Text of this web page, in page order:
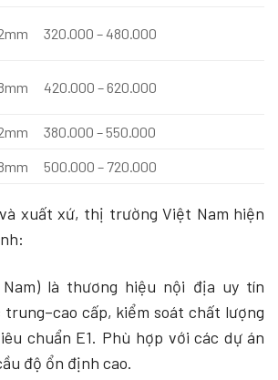
320.000 – 480.000
420.000 – 620.000
380.000 – 550.000
500.000 – 720.000
xuất xứ, thị trường Việt Nam hiện
Nam) là thương hiệu nội địa uy tín
cấp, kiểm soát chất lượng
chuẩn E1. Phù hợp với các dự án
độ ổn định cao.